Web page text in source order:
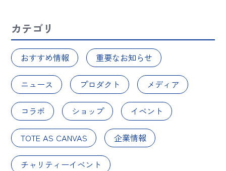
カテゴリ
おすすめ情報 重要なお知らせ
ニュース プロダクト メディア
コラボ ショップ イベント
TOTE AS CANVAS 企業情報
チャリティーイベント